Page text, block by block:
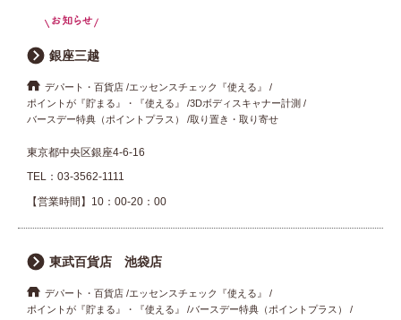
銀座三越
デパート・百貨店 エッセンスチェック『使える』
ポイントが『貯まる』・『使える』
3Dボディスキャナー計測
バースデー特典（ポイントプラス）
取り置き・取り寄せ
東京都中央区銀座4-6-16
TEL： 03-3562-1111
【営業時間】10：00-20：00
東武百貨店 池袋店
デパート・百貨店 エッセンスチェック『使える』
ポイントが『貯まる』・『使える』
バースデー特典（ポイントプラス）